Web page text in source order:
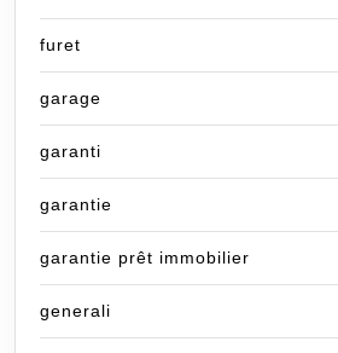
furet
garage
garanti
garantie
garantie prêt immobilier
generali